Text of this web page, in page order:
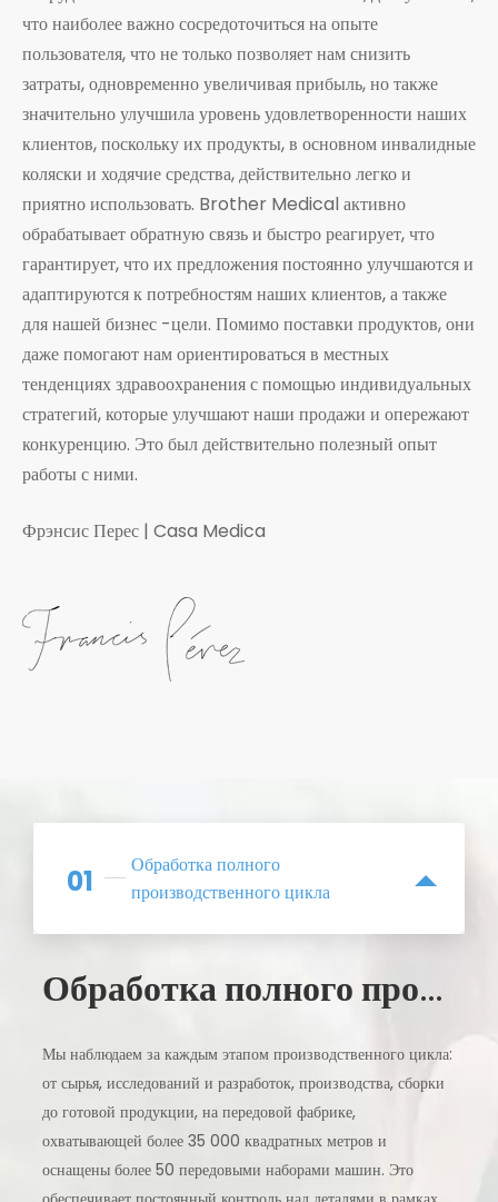
что наиболее важно сосредоточиться на опыте
пользователя, что не только позволяет нам снизить
затраты, одновременно увеличивая прибыль, но также
значительно улучшила уровень удовлетворенности наших
клиентов, поскольку их продукты, в основном инвалидные
коляски и ходячие средства, действительно легко и
приятно использовать. Brother Medical активно
обрабатывает обратную связь и быстро реагирует, что
гарантирует, что их предложения постоянно улучшаются и
адаптируются к потребностям наших клиентов, а также
для нашей бизнес -цели. Помимо поставки продуктов, они
даже помогают нам ориентироваться в местных
тенденциях здравоохранения с помощью индивидуальных
стратегий, которые улучшают наши продажи и опережают
конкуренцию. Это был действительно полезный опыт
работы с ними.
Фрэнсис Перес | Casa Medica
01
Обработка полного
производственного цикла
О
бработка полного производственного цикла
Мы наблюдаем за каждым этапом производственного цикла:
от сырья, исследований и разработок, производства, сборки
до готовой продукции, на передовой фабрике,
охватывающей более 35 000 квадратных метров и
оснащены более 50 передовыми наборами машин. Это